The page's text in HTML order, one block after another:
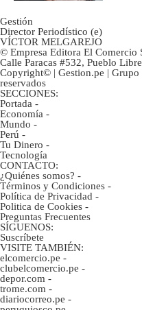
Gestión
Director Periodístico (e)
VÍCTOR MELGAREJO
© Empresa Editora El Comercio
Calle Paracas #532, Pueblo
Copyright© | Gestion.pe | Grupo
reservados
SECCIONES:
Portada -
Economía -
Mundo -
Perú -
Tu Dinero -
Tecnología
CONTACTO:
¿Quiénes somos? -
Términos y Condiciones -
Política de Privacidad -
Politica de Cookies -
Preguntas Frecuentes
SÍGUENOS:
Suscríbete
VISITE TAMBIÉN:
elcomercio.pe -
clubelcomercio.pe -
depor.com -
trome.com -
diariocorreo.pe -